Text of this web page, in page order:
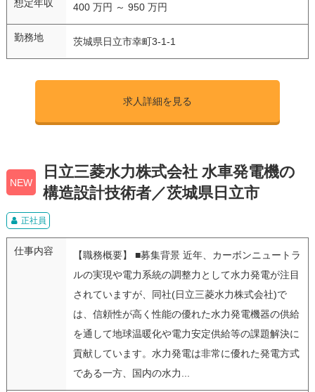
想定年収 400 万円 ～ 950 万円
勤務地 茨城県日立市幸町3-1-1
求人詳細を見る
NEW
日立三菱水力株式会社 水車発電機の
構造設計技術者／茨城県日立市
正社員
仕事内容
【職務概要】 ■募集背景 近年、カーボンニュートラ
ルの実現や電力系統の調整力として水力発電が注目
されていますが、同社(日立三菱水力株式会社)で
は、信頼性が高く性能の優れた水力発電機器の供給
を通して地球温暖化や電力安定供給等の課題解決に
貢献しています。水力発電は非常に優れた発電方式
である一方、国内の水力...